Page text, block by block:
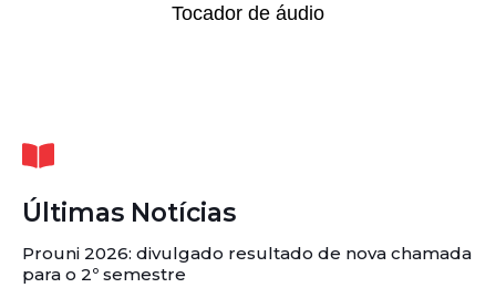
Tocador de áudio
Últimas Notícias
Prouni 2026: divulgado resultado de nova chamada
para o 2º semestre